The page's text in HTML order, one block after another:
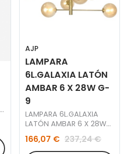
AJP
LAMPARA
6L.GALAXIA LATÓN
AMBAR 6 X 28W G-
9
LAMPARA 6L.GALAXIA
LATÓN AMBAR 6 X 28W
G-9
166,07 € 237,24 €